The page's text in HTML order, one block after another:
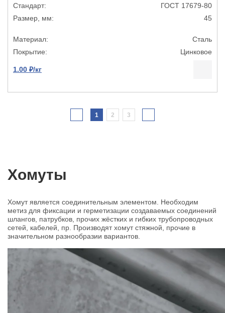
ГОСТ 17679-80
45
Сталь
Цинковое
1.00 ₽/кг
1 2 3
Хомуты
Хомут является соединительным элементом. Необходим
метиз для фиксации и герметизации создаваемых соединений
шлангов, патрубков, прочих жёстких и гибких трубопроводных
сетей, кабелей, пр. Производят хомут стяжной, прочие в
значительном разнообразии вариантов.